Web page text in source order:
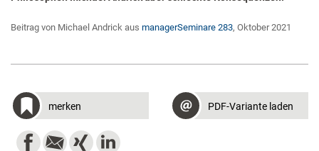
Beitrag von Michael Andrick aus managerSeminare 283, Oktober 2021
merken PDF-Variante laden